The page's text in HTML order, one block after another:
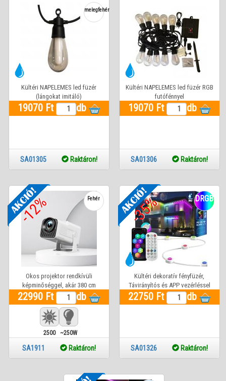
melegfehér
Kültéri NAPELEMES led füzér
(lángokat imitáló)
19070 Ft db
SA01305 Raktáron!
Kültéri NAPELEMES led füzér RGB
futófénnyel
19070 Ft db
SA01306 Raktáron!
-12% Fehér
Okos projektor rendkívüli
képminőséggel, akár 380 cm
képátlóval
22990 Ft db
2500
~250W
SA1911 Raktáron!
-35% DRGB
Kültéri dekoratív fényfüzér,
Távirányítós és APP vezérléssel
22750 Ft db
SA01326 Raktáron!